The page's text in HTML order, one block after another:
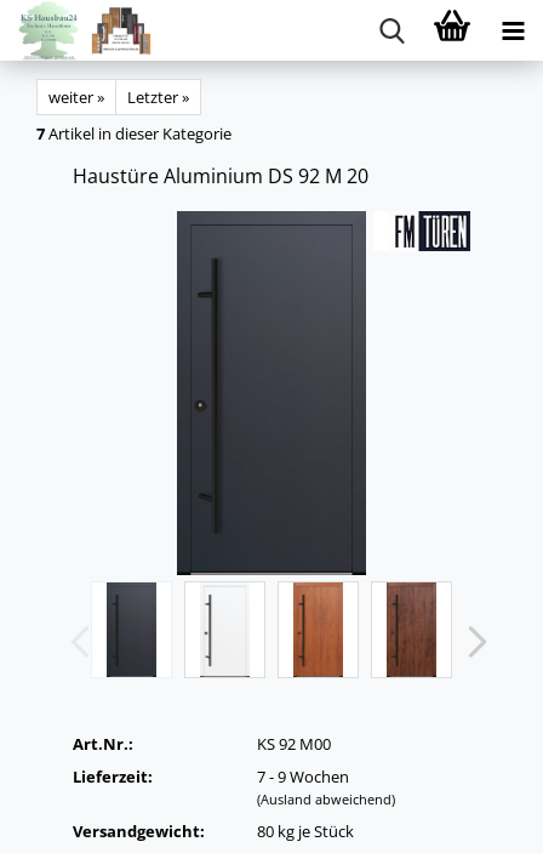
weiter »
Letzter »
7Artikel in dieser Kategorie
Haus­tü­re Alu­mi­ni­um DS 92 M 20
Art.Nr.:
KS 92 M00
Lieferzeit:
7 - 9 Wochen
(Ausland abweichend)
Versandgewicht: 80kg je Stück